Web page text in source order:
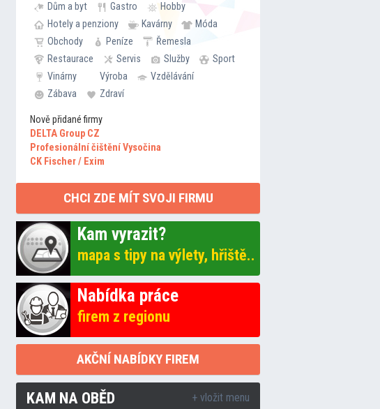
Dům a byt
Gastro
Hobby
Hotely a penziony
Kavárny
Móda
Obchody
Peníze
Řemesla
Restaurace
Servis Služby
Sport
Vinárny
Výroba
Vzdělávání
Zábava
Zdraví
Nově přidané firmy
DELTA Group CZ
Profesionální čištění Vysočina
CK Fischer / Exim
CHCI ZDE MÍT SVOJI FIRMU
Kam vyrazit?
mapa s tipy na výlety, hřiště..
Nabídka práce
firem z regionu
AKČNÍ NABÍDKY FIREM
KAM NA OBĚD + vložit menu